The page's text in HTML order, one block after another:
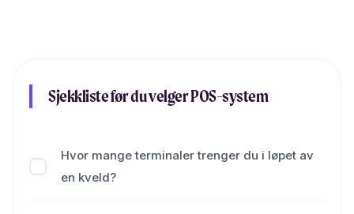
Sjekkliste før du velger POS-system
Hvor mange terminaler trenger du i løpet av
en kveld?